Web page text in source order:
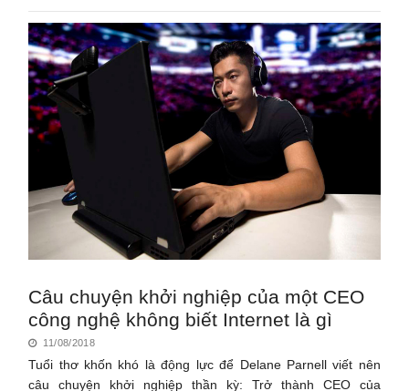
Câu chuyện khởi nghiệp của một CEO
công nghệ không biết Internet là gì
11/08/2018
Tuổi thơ khốn khó là động lực để Delane Parnell viết nên
câu chuyện khởi nghiệp thần kỳ: Trở thành CEO của